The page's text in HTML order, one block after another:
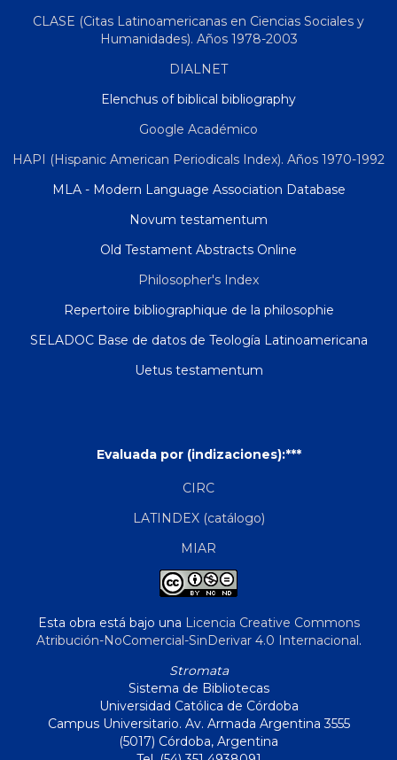
CLASE (Citas Latinoamericanas en Ciencias Sociales y
Humanidades). Años 1978-2003
DIALNET
Elenchus of biblical bibliography
Google Académico
HAPI (Hispanic American Periodicals Index). Años 1970-1992
MLA - Modern Language Association Database
Novum testamentum
Old Testament Abstracts Online
Philosopher's Index
Repertoire bibliographique de la philosophie
SELADOC Base de datos de Teología Latinoamericana
Uetus testamentum
Evaluada por (indizaciones):***
CIRC
LATINDEX (catálogo)
MIAR
Esta obra está bajo una Licencia Creative Commons
Atribución-NoComercial-SinDerivar 4.0 Internacional.
Stromata
Sistema de Bibliotecas
Universidad Católica de Córdoba
Campus Universitario. Av. Armada Argentina 3555
(5017) Córdoba, Argentina